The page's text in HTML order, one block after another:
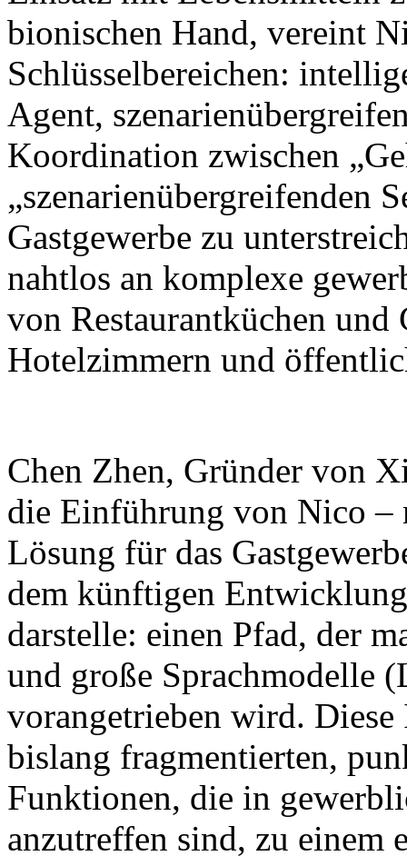
bionischen Hand, vereint
Schlüsselbereichen:
Agent,
Koordination zwischen
„szenarienübergreifenden
Gastgewerbe zu
nahtlos an komplexe
von Restaurantküchen und
Hotelzimmern und
Chen Zhen, Gründer von
die Einführung von Nico –
Lösung für das
dem künftigen
darstelle: einen Pfad, der
und große Sprachmodelle
vorangetrieben wird.
bislang fragmentierten,
Funktionen, die in
anzutreffen sind, zu einem